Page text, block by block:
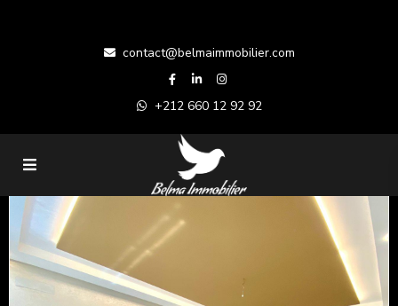
contact@belmaimmobilier.com
+212 660 12 92 92